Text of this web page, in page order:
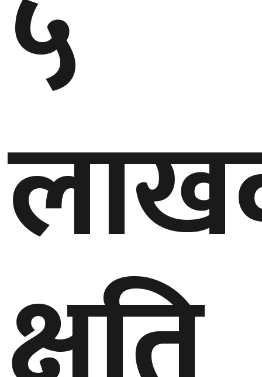
विचार
मनाेरञ्जन
कला/
साहित्य
ग्लोबल
गल्फ
यूरोप
बेलायत
जापान
५